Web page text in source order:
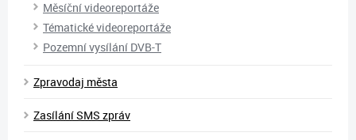
Měsíční videoreportáže
Tématické videoreportáže
Pozemní vysílání DVB-T
Zpravodaj města
Zasílání SMS zpráv